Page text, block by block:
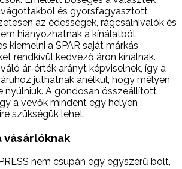
és gyorsfagyasztott
az édességek, rágcsálnivalók és
hiányozhatnak a kínálatból.
kiemelni a SPAR saját márkás
rendkívül kedvező áron kínálnak.
ár-érték arányt képviselnek, így a
juthatnak anélkül, hogy mélyen
nyúlniuk. A gondosan összeállított
a vevők mindent egy helyen
szükségük lehet.
vásárlóknak
nem csupán egy egyszerű bolt,